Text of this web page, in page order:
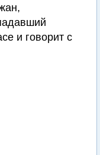
и говорит с